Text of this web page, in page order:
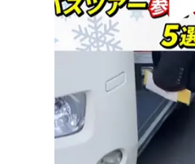
バス＆リフト券（日帰り）
宿泊先はお客様おまかせ！往
アー独自仕入れのリフト券が
も選べるので自由な旅行が楽
バス＆リフト券（宿泊）
宿泊先はお客様おまかせ！往
アー独自仕入れのリフト券が
も選べるので自由な旅行が楽